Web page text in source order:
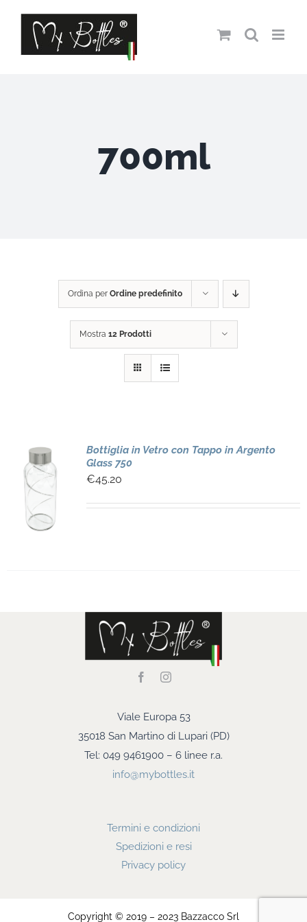
contenuto
700ml
Ordina per Ordine predefinito
Mostra 12 Prodotti
Bottiglia in Vetro con Tappo in Argento
Glass 750
€45.20
Viale Europa 53
35018 San Martino di Lupari (PD)
Tel: 049 9461900 – 6 linee r.a.
info@mybottles.it
Termini e condizioni
Spedizioni e resi
Privacy policy
Copyright © 2019 – 2023 Bazzacco Srl